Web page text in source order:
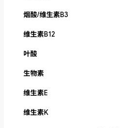
烟酸/维生素B3
维生素B12
叶酸
生物素
维生素E
维生素K